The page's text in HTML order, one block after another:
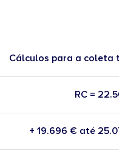
Cálculos para a coleta
RC =
+ 19.696 € até